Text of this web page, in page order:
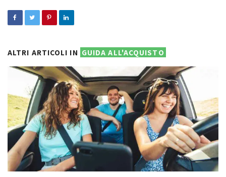
ALTRI ARTICOLI IN GUIDA ALL'ACQUISTO